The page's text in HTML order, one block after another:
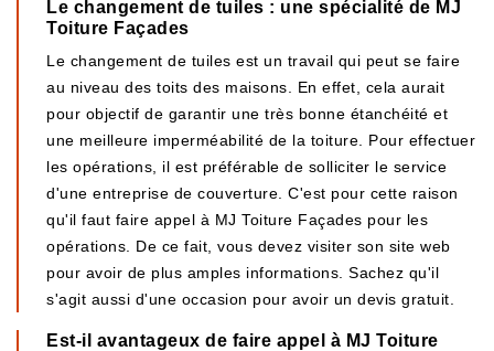
Le changement de tuiles : une spécialité de MJ
Toiture Façades
Le changement de tuiles est un travail qui peut se faire
au niveau des toits des maisons. En effet, cela aurait
pour objectif de garantir une très bonne étanchéité et
une meilleure imperméabilité de la toiture. Pour effectuer
les opérations, il est préférable de solliciter le service
d'une entreprise de couverture. C'est pour cette raison
qu'il faut faire appel à MJ Toiture Façades pour les
opérations. De ce fait, vous devez visiter son site web
pour avoir de plus amples informations. Sachez qu'il
s'agit aussi d'une occasion pour avoir un devis gratuit.
Est-il avantageux de faire appel à MJ Toiture